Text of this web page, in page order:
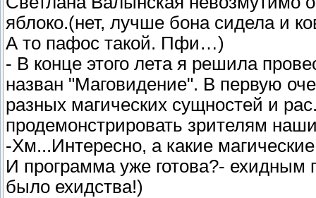
яблоко.(нет, лучше бона сидела и
А то пафос такой. Пфи…)
- В конце этого лета я решила
назван "Маговидение". В первую
разных магических сущностей и
продемонстрировать зрителям
-Хм...Интересно, а какие
И программа уже готова?- ехидным
было ехидства!)